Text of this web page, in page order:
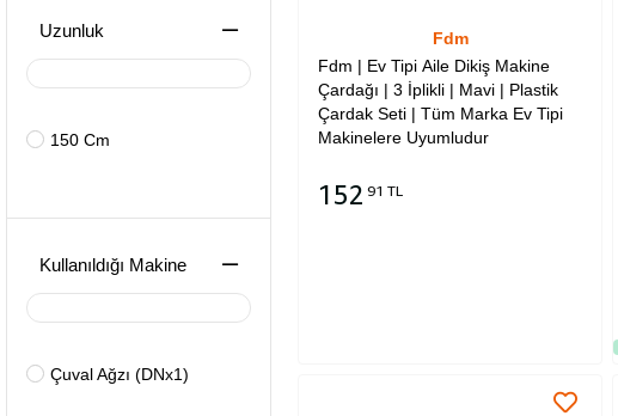
Uzunluk
150 Cm
Kullanıldığı Makine
Çuval Ağzı (DNx1)
Fdm
Fdm | Ev Tipi Aile Dikiş Makine
Çardağı | 3 İplikli | Mavi | Plastik
Çardak Seti | Tüm Marka Ev Tipi
Makinelere Uyumludur
152 91 TL